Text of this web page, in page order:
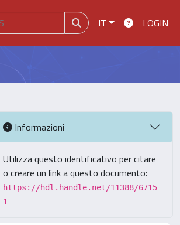
IT LOGIN
Informazioni
Utilizza questo identificativo per citare
o creare un link a questo documento:
https://hdl.handle.net/11388/6715
1